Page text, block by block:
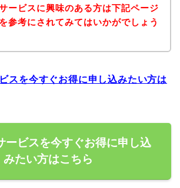
ービスに興味のある方は下記ページ
参考にされてみてはいかがでしょう
スを今すぐお得に申し込みたい方は
ービスを今すぐお得に申し込
みたい方はこちら